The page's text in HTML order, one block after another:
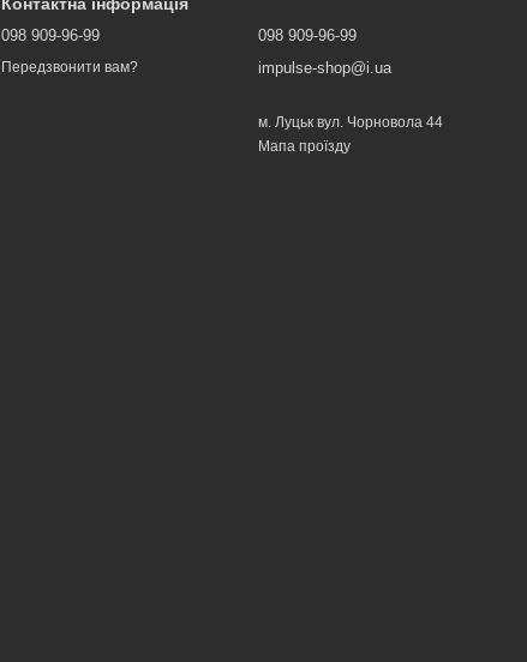
098 909-96-99
Передзвонити вам?
098 909-96-99
impulse-shop@i.ua
м. Луцьк вул. Чорновола 44
Мапа проїзду